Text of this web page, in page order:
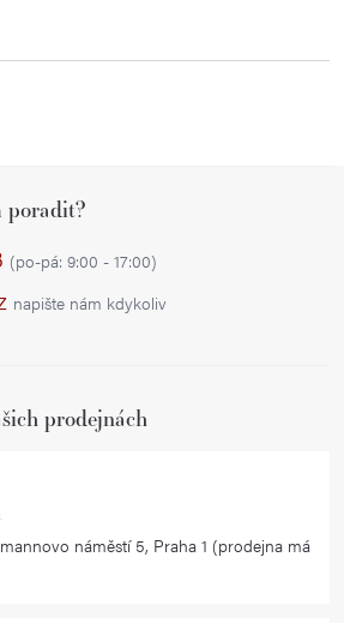
poradit?
(po-pá: 9:00 - 17:00)
napište nám kdykoliv
prodejnách
náměstí 5, Praha 1 (prodejna má